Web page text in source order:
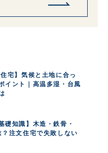
住宅】気候と土地に合っ
イント｜高温多湿・台風
礎知識】木造・鉄骨・
注文住宅で失敗しない